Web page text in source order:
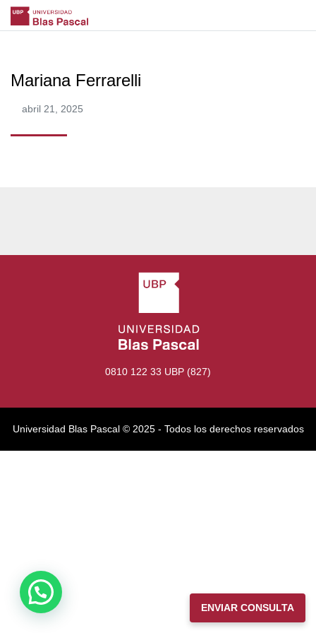
Mariana Ferrarelli
abril 21, 2025
0810 122 33 UBP (827)
Universidad Blas Pascal ©️ 2025 - Todos los derechos reservados
ENVIAR CONSULTA